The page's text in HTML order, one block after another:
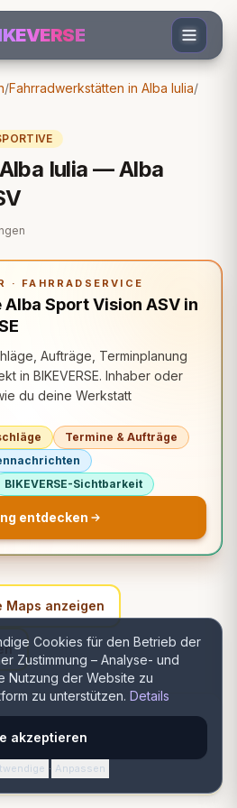
Cookies für den Betrieb der
Zustimmung – Analyse- und
Nutzung der Website zu
zu unterstützen. Details
akzeptieren
· Anpassen
/Fahrradwerkstätten in Alba Iulia/
Iulia — Alba
· FAHRRADSERVICE
Sport Vision ASV in
Aufträge, Terminplanung
in BIKEVERSE. Inhaber oder
du deine Werkstatt
Termine & Aufträge
BIKEVERSE-Sichtbarkeit
entdecken
Maps anzeigen
Alba Iulia, România, Alba